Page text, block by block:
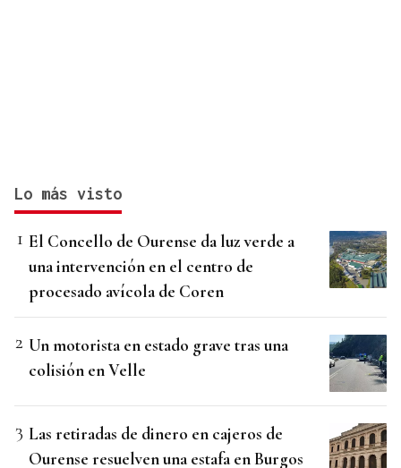
Lo más visto
El Concello de Ourense da luz verde a
una intervención en el centro de
procesado avícola de Coren
Un motorista en estado grave tras una
colisión en Velle
Las retiradas de dinero en cajeros de
Ourense resuelven una estafa en Burgos